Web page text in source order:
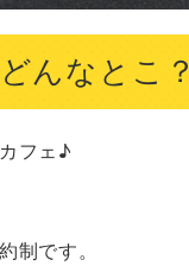
んなとこ？
フェ♪
です。